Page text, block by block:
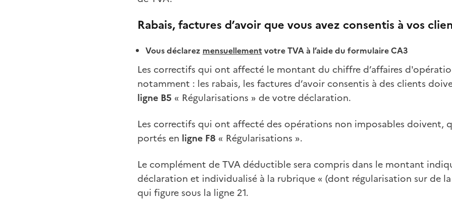
Rabais, factures d’avoir que vous avez consentis à vos
Vous déclarez mensuellementvotre TVA à l’aide du formulaire CA3
Les correctifs qui ont affecté le montant du chiffre d’affaires
notamment : les rabais, les factures d’avoir consentis à des clients
ligne B5 « Régularisations » de votre déclaration.
Les correctifs qui ont affecté des opérations non imposables doivent,
portés en ligne F8 « Régularisations ».
Le complément de TVA déductible sera compris dans le montant
déclaration et individualisé à la rubrique « (dont régularisation sur de
qui figure sous la ligne 21.